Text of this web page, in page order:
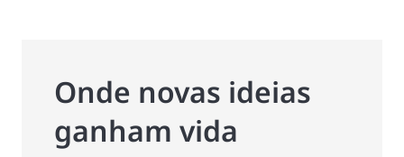
Onde novas ideias
ganham vida